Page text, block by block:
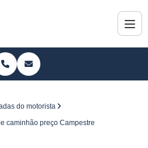
do motorista
caminhão preço Campestre